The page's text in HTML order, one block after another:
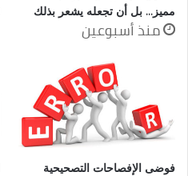
مميز… بل أن تجعله يشعر بذلك
منذ أسبوعين
فوضى الإفصاحات التصحيحية